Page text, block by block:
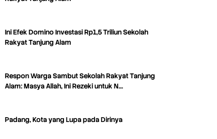
Ini Efek Domino Investasi Rp1,5 Triliun Sekolah
Rakyat Tanjung Alam
Respon Warga Sambut Sekolah Rakyat Tanjung
Alam: Masya Allah, Ini Rezeki untuk N…
Padang, Kota yang Lupa pada Dirinya